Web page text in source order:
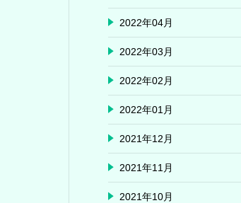
2022年04月
2022年03月
2022年02月
2022年01月
2021年12月
2021年11月
2021年10月